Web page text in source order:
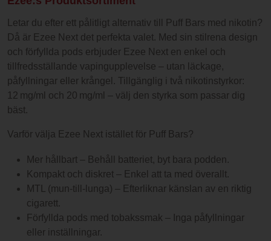
Letar du efter ett pålitligt alternativ till Puff Bars med nikotin?
Då är Ezee Next det perfekta valet. Med sin stilrena design
och förfyllda pods erbjuder Ezee Next en enkel och
tillfredsställande vapingupplevelse – utan läckage,
påfyllningar eller krångel. Tillgänglig i två nikotinstyrkor:
12 mg/ml och 20 mg/ml – välj den styrka som passar dig
bäst.
Varför välja Ezee Next istället för Puff Bars?
Mer hållbart – Behåll batteriet, byt bara podden.
Kompakt och diskret – Enkel att ta med överallt.
MTL (mun-till-lunga) – Efterliknar känslan av en riktig
cigarett.
Förfyllda pods med tobakssmak – Inga påfyllningar
eller inställningar.